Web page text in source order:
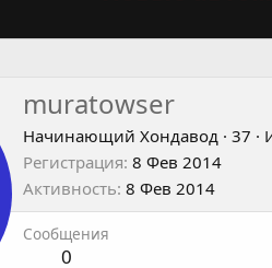
muratowser
Начинающий Хондавод · 37 ·
Регистрация 8 Фев 2014
Активность 8 Фев 2014
Сообщения
0